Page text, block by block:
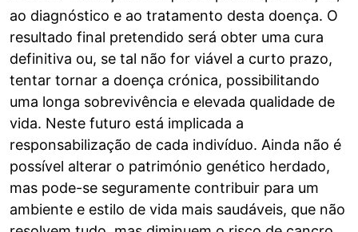
ao diagnóstico e ao tratamento desta doença. O
resultado final pretendido será obter uma cura
definitiva ou, se tal não for viável a curto prazo,
tentar tornar a doença crónica, possibilitando
uma longa sobrevivência e elevada qualidade de
vida. Neste futuro está implicada a
responsabilização de cada indivíduo. Ainda não é
possível alterar o património genético herdado,
mas pode-se seguramente contribuir para um
ambiente e estilo de vida mais saudáveis, que não